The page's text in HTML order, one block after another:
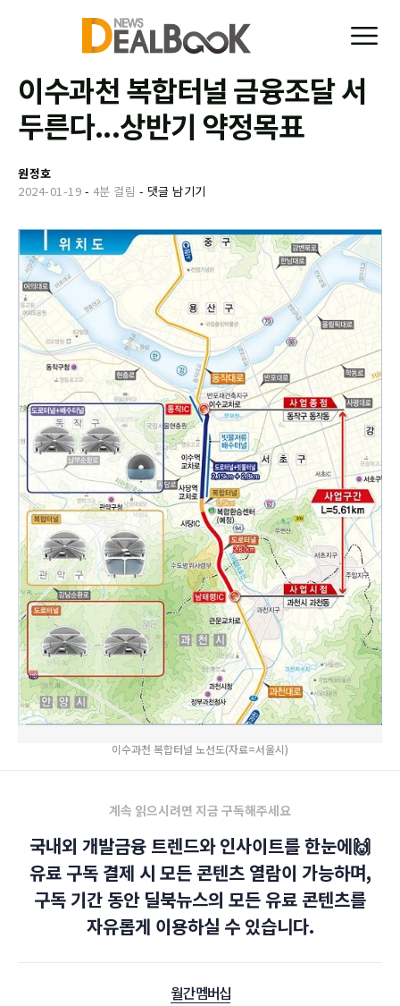
이수과천 복합터널 금융조달 서
두른다...상반기 약정목표
원정호
2024-01-19 - 4분 걸림 - 댓글 남기기
이수과천 복합터널 노선도(자료=서울시)
계속 읽으시려면 지금 구독해주세요
국내외 개발금융 트렌드와 인사이트를 한눈에🙌
유료 구독 결제 시 모든 콘텐츠 열람이 가능하며,
구독 기간 동안 딜북뉴스의 모든 유료 콘텐츠를
자유롭게 이용하실 수 있습니다.
월간 멤버십